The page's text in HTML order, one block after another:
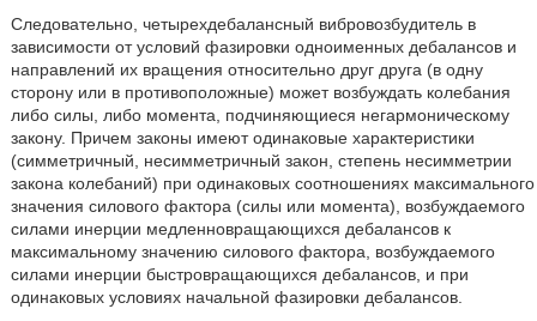
Следовательно, четырехдебалансный вибровозбудитель в
зависимости от условий фазировки одноименных дебалансов и
направлений их вращения относительно друг друга (в одну
сторону или в противоположные) может возбуждать колебания
либо силы, либо момента, подчиняющиеся негармоническому
закону. Причем законы имеют одинаковые характеристики
(симметричный, несимметричный закон, степень несимметрии
закона колебаний) при одинаковых соотношениях максимального
значения силового фактора (силы или момента), возбуждаемого
силами инерции медленновращающихся дебалансов к
максимальному значению силового фактора, возбуждаемого
силами инерции быстровращающихся дебалансов, и при
одинаковых условиях начальной фазировки дебалансов.